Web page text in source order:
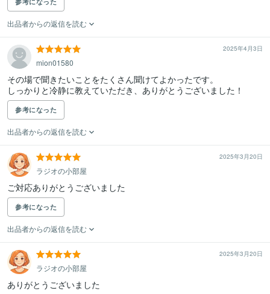
出品者からの返信を読む
2025年4月3日
mion01580
その場で聞きたいことをたくさん聞けてよかったです。
しっかりと冷静に教えていただき、ありがとうございました！
参考になった
出品者からの返信を読む
2025年3月20日
ラジオの小部屋
ご対応ありがとうございました
参考になった
出品者からの返信を読む
2025年3月20日
ラジオの小部屋
ありがとうございました